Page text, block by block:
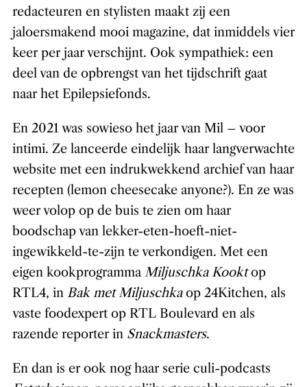
redacteuren en stylisten maakt zij een
jaloersmakend mooi magazine, dat inmiddels vier
keer per jaar verschijnt. Ook sympathiek: een
deel van de opbrengst van het tijdschrift gaat
naar het Epilepsiefonds.
En 2021 was sowieso het jaar van Mil – voor
intimi. Ze lanceerde eindelijk haar langverwachte
website met een indrukwekkend archief van haar
recepten (lemon cheesecake anyone?). En ze was
weer volop op de buis te zien om haar
boodschap van lekker-eten-hoeft-niet-
ingewikkeld-te-zijn te verkondigen. Met een
eigen kookprogramma Miljuschka Kooktop
RTL4, in Bak met Miljuschkaop 24Kitchen, als
vaste foodexpert op RTL Boulevard en als
razende reporter in Snackmasters.
En dan is er ook nog haar serie culi-podcasts